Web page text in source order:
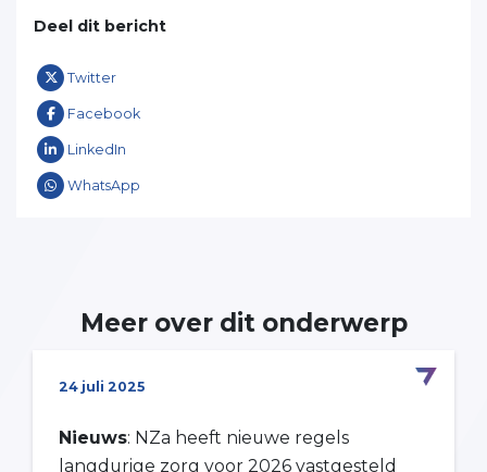
Deel dit bericht
Twitter
Facebook
LinkedIn
WhatsApp
Meer over dit onderwerp
24 juli 2025
Nieuws: NZa heeft nieuwe regels
langdurige zorg voor 2026 vastgesteld